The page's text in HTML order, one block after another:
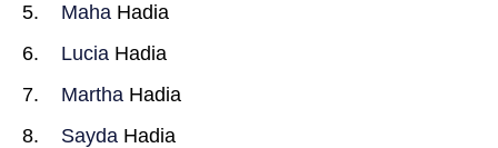
Maha Hadia
Lucia Hadia
Martha Hadia
Sayda Hadia